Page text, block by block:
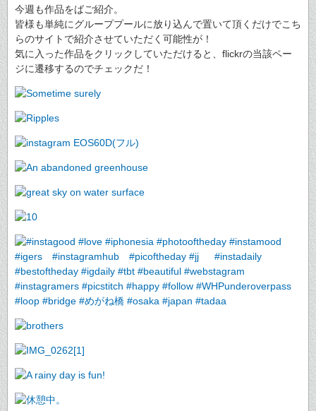
今週も作品をばご紹介。
皆様も単純にグループプールに放り込んで置いて頂くだけでこち
らのサイトで紹介させていただく可能性が！
気に入った作品をクリックしていただけると、flickrの当該ペー
ジに遷移するのでチェックだ！